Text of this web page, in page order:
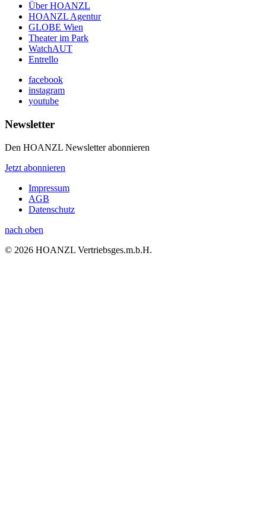
Über HOANZL
HOANZL Agentur
GLOBE Wien
Theater im Park
WatchAUT
Entrello
facebook
instagram
youtube
Newsletter
Den HOANZL Newsletter abonnieren
Jetzt abonnieren
Impressum
AGB
Datenschutz
nach oben
© 2026 HOANZL Vertriebsges.m.b.H.